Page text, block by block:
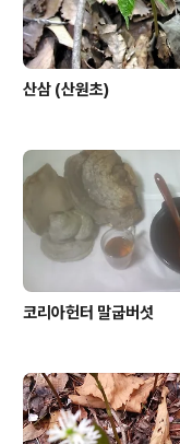
산삼 (산원초)
코리아헌터 말굽버섯